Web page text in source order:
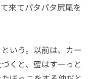
来てパタパタ尻尾を
いう。以前は、カー
くと、蜜はすーっと